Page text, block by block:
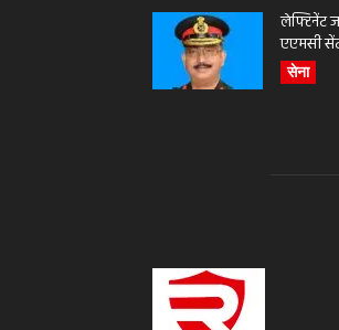
लेफ्टिनेंट
एएमसी
सेना